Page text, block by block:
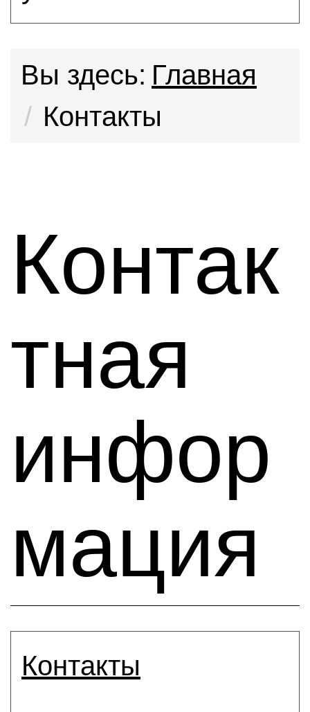
Вы здесь: Главная
Контакты
Контак
тная
инфор
мация
Контакты